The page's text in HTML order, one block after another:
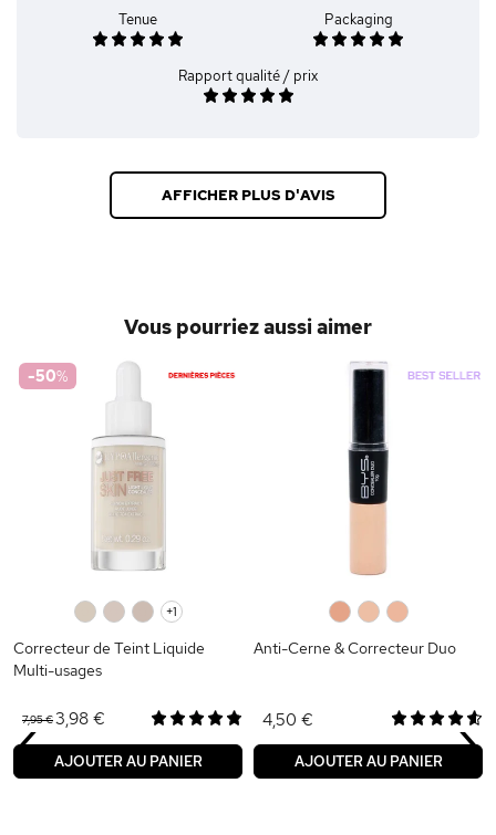
Tenue Packaging
Rapport qualité / prix
AFFICHER PLUS D'AVIS
Vous pourriez aussi aimer
-50%
+1
Correcteur de Teint Liquide
Multi-usages
7,95 €3,98 €
AJOUTER AU PANIER
Anti-Cerne & Correcteur Duo
4,50 €
AJOUTER AU PANIER
‹ ›